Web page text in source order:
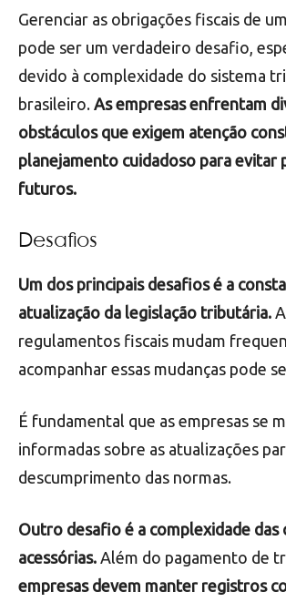
Gerenciar as obrigações fiscais de
pode ser um verdadeiro desafio,
devido à complexidade do sistema
brasileiro. As empresas enfrentam
obstáculos que exigem atenção
planejamento cuidadoso para evitar
futuros.
Desafios
Um dos principais desafios é a
atualização da legislação tributária.
regulamentos fiscais mudam
acompanhar essas mudanças pode
É fundamental que as empresas se
informadas sobre as atualizações
descumprimento das normas.
Outro desafio é a complexidade das
acessórias. Além do pagamento de
empresas devem manter registros